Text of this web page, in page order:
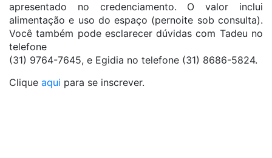
apresentado no credenciamento. O valor inclui
alimentação e uso do espaço (pernoite sob consulta).
Você também pode esclarecer dúvidas com Tadeu no
telefone
(31) 9764-7645, e Egidia no telefone (31) 8686-5824.
Clique aqui para se inscrever.